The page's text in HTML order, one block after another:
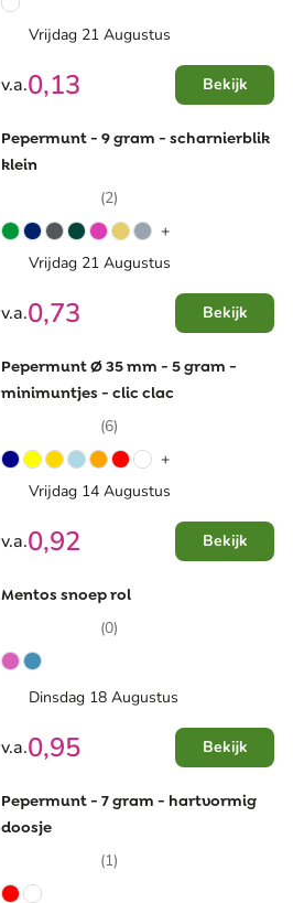
Vrijdag 21 Augustus
v.a.0,13 Bekijk
Pepermunt - 9 gram - scharnierblik
klein
(2)
+
Vrijdag 21 Augustus
v.a.0,73 Bekijk
Pepermunt Ø 35 mm - 5 gram -
minimuntjes - clic clac
(6)
+
Vrijdag 14 Augustus
v.a.0,92 Bekijk
Mentos snoep rol
(0)
Dinsdag 18 Augustus
v.a.0,95 Bekijk
Pepermunt - 7 gram - hartvormig
doosje
(1)